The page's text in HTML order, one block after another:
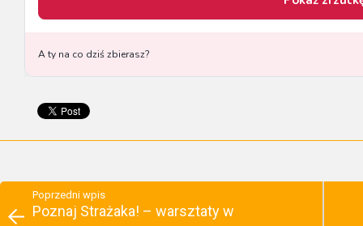
Poprzedni wpis
Poznaj Strażaka! – warsztaty w